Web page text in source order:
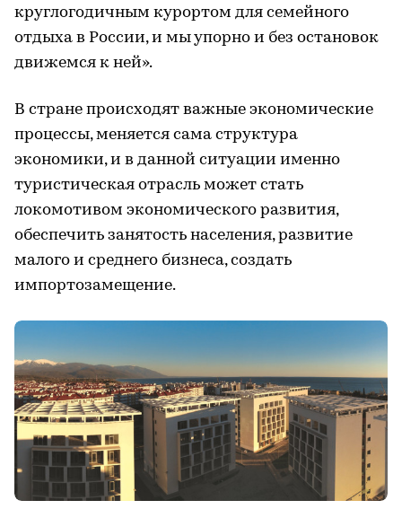
круглогодичным курортом для семейного
отдыха в России, и мы упорно и без остановок
движемся к ней».
В стране происходят важные экономические
процессы, меняется сама структура
экономики, и в данной ситуации именно
туристическая отрасль может стать
локомотивом экономического развития,
обеспечить занятость населения, развитие
малого и среднего бизнеса, создать
импортозамещение.